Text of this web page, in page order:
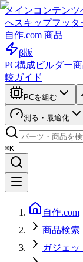
メインコンテンツ
へスキップフッタ
自作.com 商品
β版
PC構成ビルダー
較ガイド
PCを組む
測る・最適化
⌘K
自作.com
商品検索
ガジェッ